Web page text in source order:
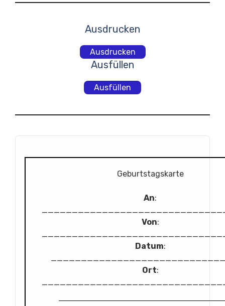
Ausdrucken
Ausdrucken
Ausfüllen
Ausfüllen
Geburtstagskarte
An:
Von:
Datum:
Ort: